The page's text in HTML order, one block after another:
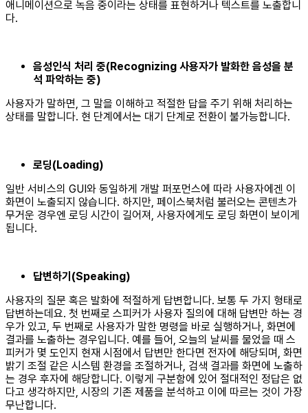
애니메이션으로 녹음 중이라는 상태를 표현하거나 텍스트를 노출합니
다.
음성인식 처리 중(Recognizing 사용자가 발화한 음성을 분
석 파악하는 중)
사용자가 말하면, 그 말을 이해하고 적절한 답을 주기 위해 처리하는
상태를 말합니다. 현 단계에서는 대기 단계로 전환이 불가능합니다.
로딩(Loading)
일반 서비스의 GUI와 동일하게 개발 퍼포먼스에 따라 사용자에겐 이
화면이 노출되지 않습니다. 하지만, 페이스북처럼 불러오는 콘텐츠가
무거운 경우엔 로딩 시간이 길어져, 사용자에게도 로딩 화면이 보이게
됩니다.
답변하기(Speaking)
사용자의 질문 혹은 발화에 적절하게 답변합니다. 보통 두 가지 형태로
답변하는데요. 첫 번째로 스피커가 사용자 질의에 대해 답변만 하는 경
우가 있고, 두 번째로 사용자가 말한 명령을 바로 실행하거나, 화면에
결과를 노출하는 경우입니다. 예를 들어, 오늘의 날씨를 물었을 때 스
피커가 몇 도인지 현재 시점에서 답변만 한다면 전자에 해당되며, 화면
밝기 조절 같은 시스템 환경을 조절하거나, 검색 결과를 화면에 노출하
는 경우 후자에 해당합니다. 이렇게 구분함에 있어 절대적인 정답은 없
다고 생각하지만, 시장의 기존 제품을 분석하고 이에 따르는 것이 가장
무난합니다.